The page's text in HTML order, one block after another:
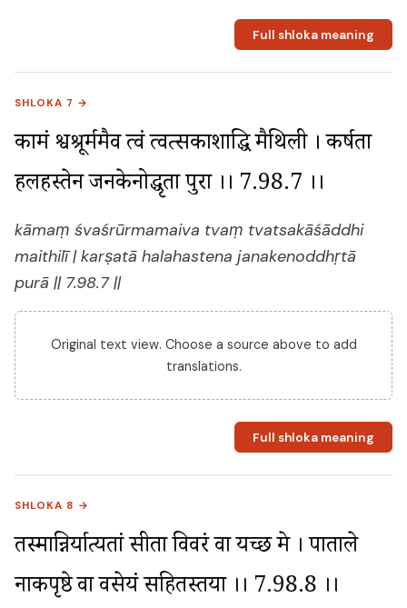
Full shloka meaning
SHLOKA 7 →
कामं श्वश्रूर्ममैव त्वं त्वत्सकाशाद्धि मैथिली । कर्षता
हलहस्तेन जनकेनोद्धृता पुरा ।। 7.98.7 ।।
kāmaṃ śvaśrūrmamaiva tvaṃ tvatsakāśāddhi
maithilī | karṣatā halahastena janakenoddhṛtā
purā || 7.98.7 ||
Original text view. Choose a source above to add
translations.
Full shloka meaning
SHLOKA 8 →
तस्मान्निर्यात्यतां सीता विवरं वा प्रयच्छ मे । पाताले
नाकपृष्ठे वा वसेयं सहितस्तया ।। 7.98.8 ।।